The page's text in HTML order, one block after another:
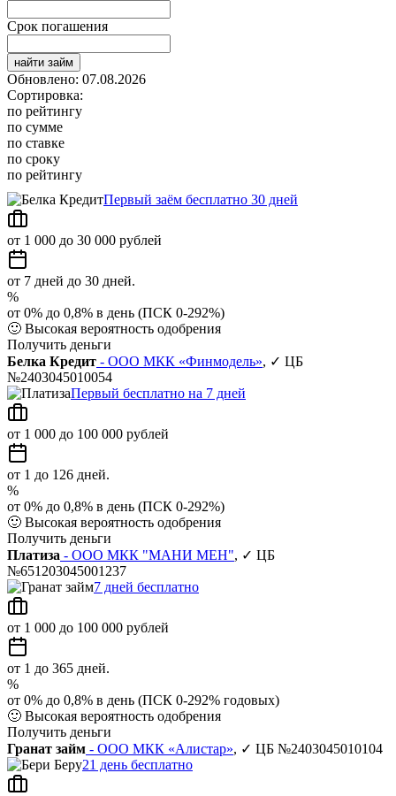
Срок погашения
найти займ
Обновлено: 07.08.2026
Сортировка:
по рейтингу
по сумме
по ставке
по сроку
по рейтингу
Первый заём бесплатно 30 дней
от 1 000 до 30 000 рублей
от 7 дней до 30 дней.
%
от 0% до 0,8% в день (ПСК 0-292%)
🙂 Высокая вероятность одобрения
Получить деньги
Белка Кредит - ООО МКК «Финмодель», ✓ ЦБ
№2403045010054
Первый бесплатно на 7 дней
от 1 000 до 100 000 рублей
от 1 до 126 дней.
%
от 0% до 0,8% в день (ПСК 0-292%)
🙂 Высокая вероятность одобрения
Получить деньги
Платиза - ООО МКК "МАНИ МЕН", ✓ ЦБ
№651203045001237
7 дней бесплатно
от 1 000 до 100 000 рублей
от 1 до 365 дней.
%
от 0% до 0,8% в день (ПСК 0-292% годовых)
🙂 Высокая вероятность одобрения
Получить деньги
Гранат займ - ООО МКК «Алистар», ✓ ЦБ №2403045010104
21 день бесплатно